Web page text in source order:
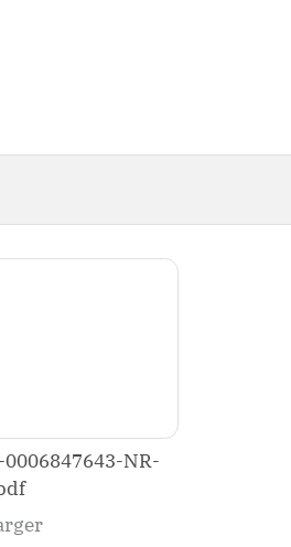
0006847643-NR-